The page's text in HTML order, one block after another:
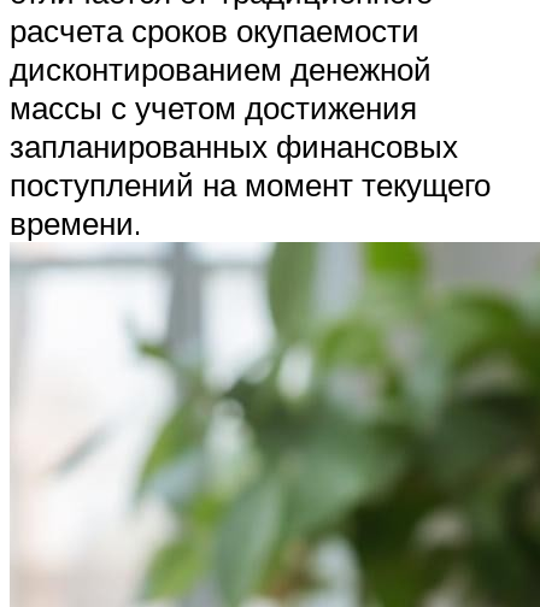
расчета сроков окупаемости
дисконтированием денежной
массы с учетом достижения
запланированных финансовых
поступлений на момент текущего
времени.